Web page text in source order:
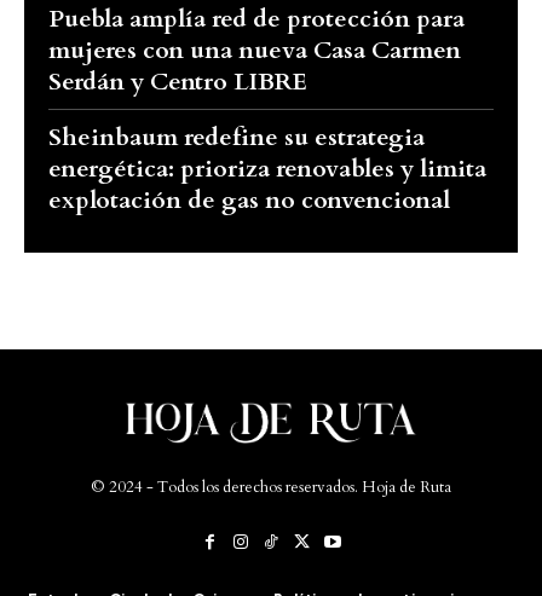
Puebla amplía red de protección para
mujeres con una nueva Casa Carmen
Serdán y Centro LIBRE
Sheinbaum redefine su estrategia
energética: prioriza renovables y limita
explotación de gas no convencional
© 2024 - Todos los derechos reservados. Hoja de Ruta